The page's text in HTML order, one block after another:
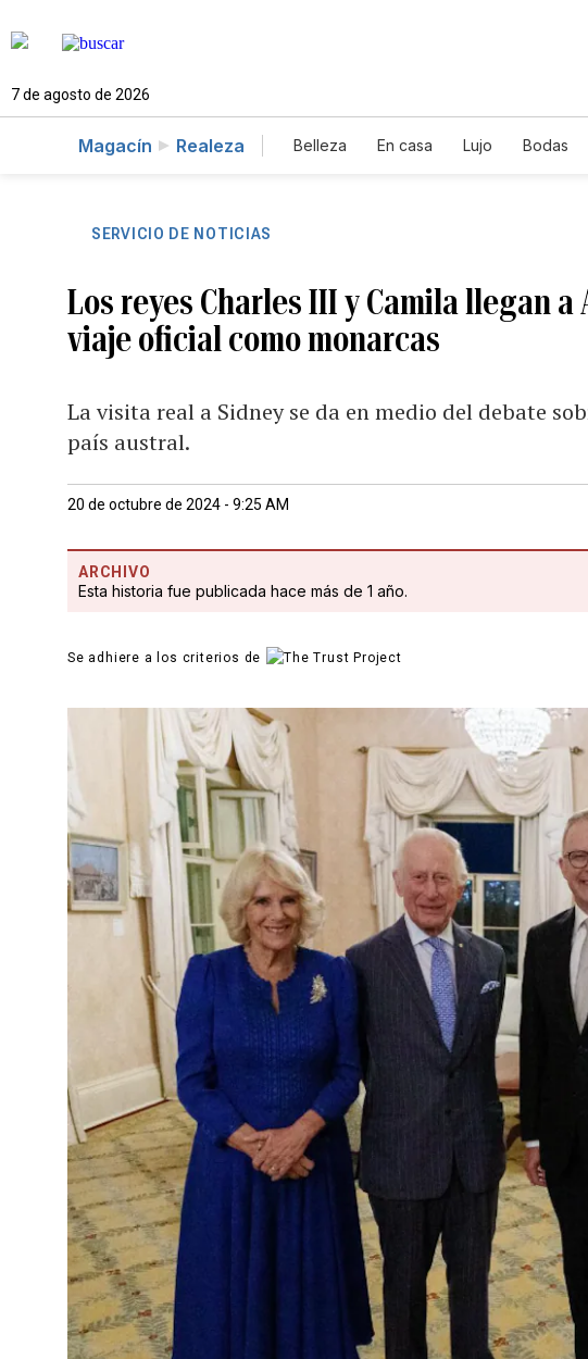
7 de agosto de 2026
Magacín Realeza Belleza En casa Lujo Bodas
SERVICIO DE NOTICIAS
Los reyes Charles III y Camila llegan
viaje oficial como monarcas
La visita real a Sidney se da en medio del debate
país austral.
20 de octubre de 2024 - 9:25 AM
ARCHIVO
Esta historia fue publicada hace más de 1 año.
Se adhiere a los criterios de